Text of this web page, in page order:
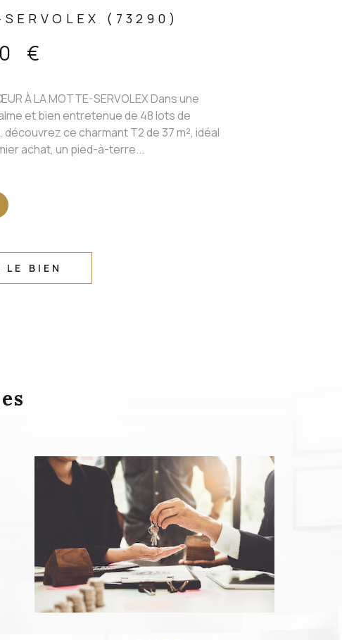
(73290)
€
À LA MOTTE-SERVOLEX Dans une
et bien entretenue de 48 lots de
ce charmant T2 de 37 m², idéal
achat, un pied-à-terre...
LE BIEN